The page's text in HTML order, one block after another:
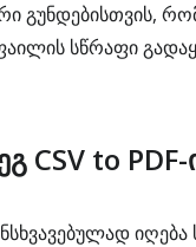
გუნდებისთვის,
სწრაფი
CSV to PDF-